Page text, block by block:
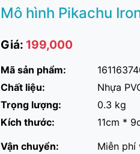
Mô hình Pikachu
Giá: 199,000
Mã sản phẩm:
Chất liệu:
Nhựa
Trọng lượng:
0.3 kg
Kích thước:
11cm *
Vận chuyển:
Miễn phí